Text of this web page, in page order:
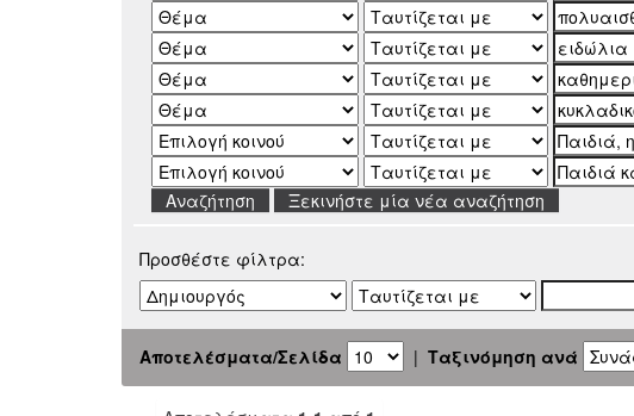
Ξεκινήστε μία νέα αναζήτηση
Προσθέστε φίλτρα:
Αποτελέσματα/Σελίδα | Ταξινόμηση ανά